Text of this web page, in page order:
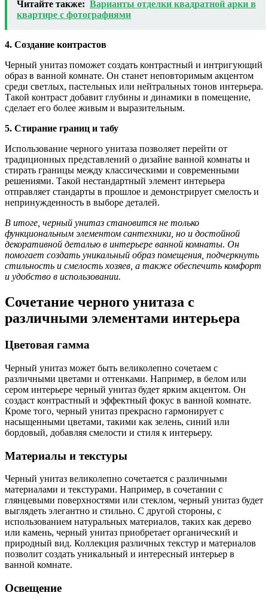
Читайте также: Варианты отделки квадратной арки в
квартире с фотографиями
4. Создание контрастов
Черный унитаз поможет создать контрастный и интригующий
образ в ванной комнате. Он станет неповторимым акцентом
среди светлых, пастельных или нейтральных тонов интерьера.
Такой контраст добавит глубины и динамики в помещение,
сделает его более живым и выразительным.
5. Стирание границ и табу
Использование черного унитаза позволяет перейти от
традиционных представлений о дизайне ванной комнаты и
стирать границы между классическими и современными
решениями. Такой нестандартный элемент интерьера
отправляет стандарты в прошлое и демонстрирует смелость и
непринужденность в выборе деталей.
В итоге, черный унитаз становится не только
функциональным элементом сантехники, но и достойной
декоративной деталью в интерьере ванной комнаты. Он
помогает создать уникальный образ помещения, подчеркнуть
стильность и смелость хозяев, а также обеспечить комфорт
и удобство в использовании.
Сочетание черного унитаза с
различными элементами интерьера
Цветовая гамма
Черный унитаз может быть великолепно сочетаем с
различными цветами и оттенками. Например, в белом или
сером интерьере черный унитаз будет ярким акцентом. Он
создаст контрастный и эффектный фокус в ванной комнате.
Кроме того, черный унитаз прекрасно гармонирует с
насыщенными цветами, такими как зелень, синий или
бордовый, добавляя смелости и стиля к интерьеру.
Материалы и текстуры
Черный унитаз великолепно сочетается с различными
материалами и текстурами. Например, в сочетании с
глянцевыми поверхностями или стеклом, черный унитаз будет
выглядеть элегантно и стильно. С другой стороны, с
использованием натуральных материалов, таких как дерево
или камень, черный унитаз приобретает органический и
природный вид. Коллекция различных текстур и материалов
позволит создать уникальный и интересный интерьер в
ванной комнате.
Освещение